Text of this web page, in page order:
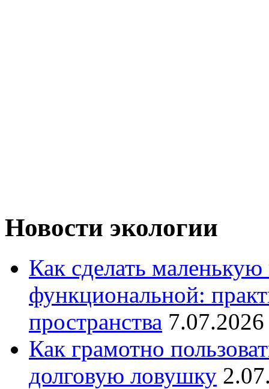
Новости экологии
Как сделать
функциональной:
пространства
Как грамотно
долговую ловушку